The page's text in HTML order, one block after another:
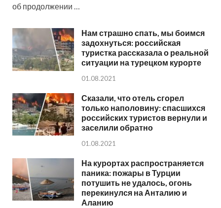
об продолжении …
Нам страшно спать, мы боимся
задохнуться: российская
туристка рассказала о реальной
ситуации на турецком курорте
01.08.2021
Сказали, что отель сгорел
только наполовину: спасшихся
российских туристов вернули и
заселили обратно
01.08.2021
На курортах распространяется
паника: пожары в Турции
потушить не удалось, огонь
перекинулся на Анталию и
Аланию